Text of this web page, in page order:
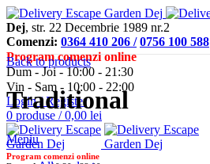
Dej, str. 22 Decembrie 1989 nr.2
Comenzi: 0364 410 206 / 0756 100 588
Program comenzi online
Dum - Joi - 10:00 - 21:30
Vin - Sam - 10:00 - 22:00
Login / Register
0 produse / 0,00 lei
Program comenzi online
Back to products
Traditional
Meniu